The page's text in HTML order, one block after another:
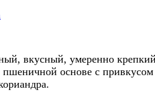
вкусный, умеренно
пшеничной основе с привкусом